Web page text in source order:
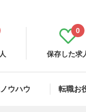
保存した求
0
ウハウ 転職お